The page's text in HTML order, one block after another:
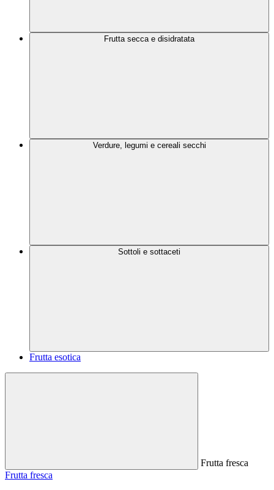
Frutta secca e disidratata
Verdure, legumi e cereali secchi
Sottoli e sottaceti
Frutta esotica
Frutta fresca
Frutta fresca